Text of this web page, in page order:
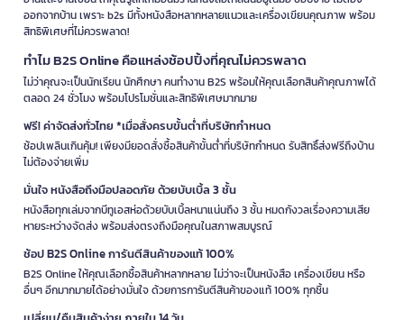
ออกจากบ้าน เพราะ b2s มีทั้งหนังสือหลากหลายแนวและเครื่องเขียนคุณภาพ พร้อม
สิทธิพิเศษที่ไม่ควรพลาด!
ทำไม B2S Online คือแหล่งช้อปปิ้งที่คุณไม่ควรพลาด
ไม่ว่าคุณจะเป็นนักเรียน นักศึกษา คนทำงาน B2S พร้อมให้คุณเลือกสินค้าคุณภาพได้
ตลอด 24 ชั่วโมง พร้อมโปรโมชั่นและสิทธิพิเศษมากมาย
ฟรี! ค่าจัดส่งทั่วไทย *เมื่อสั่งครบขั้นต่ำที่บริษัทกำหนด
ช้อปเพลินเกินคุ้ม! เพียงมียอดสั่งซื้อสินค้าขั้นต่ำที่บริษัทกำหนด รับสิทธิ์ส่งฟรีถึงบ้าน
ไม่ต้องจ่ายเพิ่ม
มั่นใจ หนังสือถึงมือปลอดภัย ด้วยบับเบิ้ล 3 ชั้น
หนังสือทุกเล่มจากบีทูเอสห่อด้วยบับเบิ้ลหนาแน่นถึง 3 ชั้น หมดกังวลเรื่องความเสีย
หายระหว่างจัดส่ง พร้อมส่งตรงถึงมือคุณในสภาพสมบูรณ์
ช้อป B2S Online การันตีสินค้าของแท้ 100%
B2S Online ให้คุณเลือกซื้อสินค้าหลากหลาย ไม่ว่าจะเป็นหนังสือ เครื่องเขียน หรือ
อื่นๆ อีกมากมายได้อย่างมั่นใจ ด้วยการการันตีสินค้าของแท้ 100% ทุกชิ้น